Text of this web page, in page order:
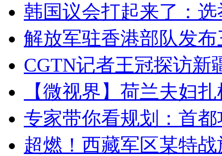
韩国议会打起来了：
解放军驻香港部队发
CGTN记者王冠探访新
【微视界】荷兰夫妇
专家带你看规划：首
超燃！西藏军区某特